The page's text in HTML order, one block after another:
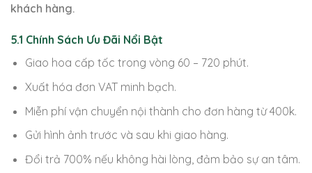
khách hàng.
5.1 Chính Sách Ưu Đãi Nổi Bật
Giao hoa cấp tốc trong vòng 60 – 720 phút.
Xuất hóa đơn VAT minh bạch.
Miễn phí vận chuyển nội thành cho đơn hàng từ 400k.
Gửi hình ảnh trước và sau khi giao hàng.
Đổi trả 700% nếu không hài lòng, đảm bảo sự an tâm.